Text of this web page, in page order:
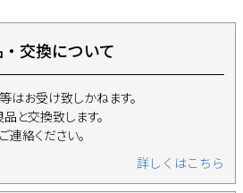
交換について
はお受け致しかねます。
と交換致します。
絡ください。
詳しくはこちら